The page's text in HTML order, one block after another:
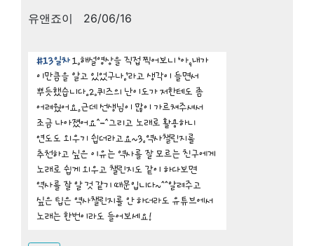
유앤죠이 26/06/16